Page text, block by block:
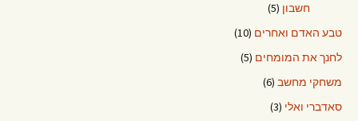
חשבון (5)
טבע האדם ואחרים (10)
לחנך את המומחים (5)
משחקי מחשב (6)
סאדברי ואלי (3)